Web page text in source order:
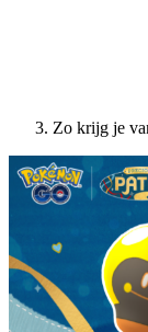
Zo krijg je